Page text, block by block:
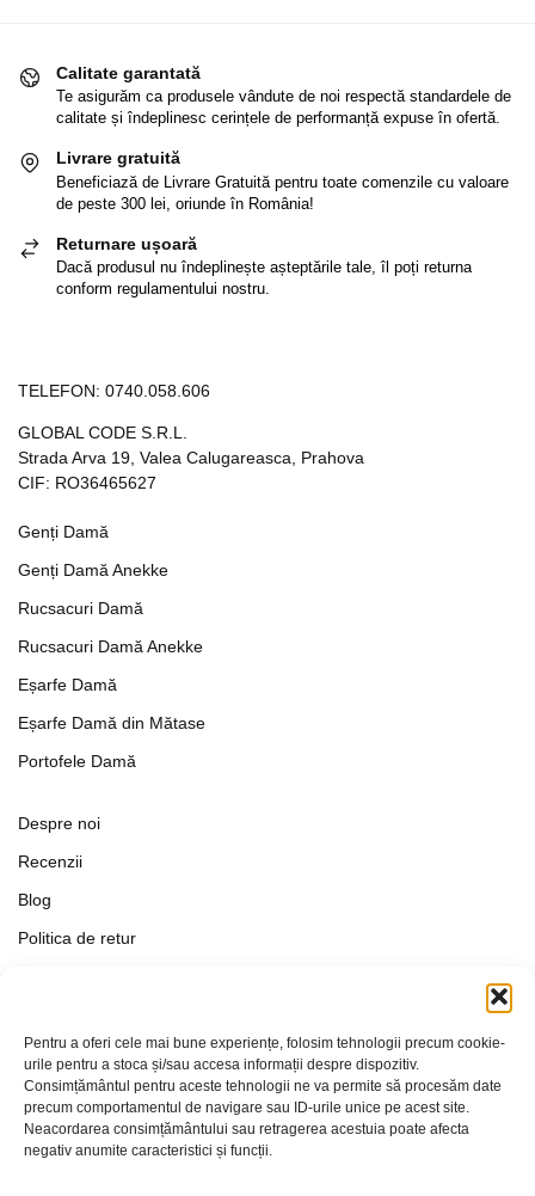
Pentru a oferi cele mai bune experiențe, folosim tehnologii precum cookie-
urile pentru a stoca și/sau accesa informații despre dispozitiv.
Consimțământul pentru aceste tehnologii ne va permite să procesăm date
precum comportamentul de navigare sau ID-urile unice pe acest site.
Neacordarea consimțământului sau retragerea acestuia poate afecta
negativ anumite caracteristici și funcții.
Calitate garantată
Te asigurăm ca produsele vândute de noi respectă standardele de
calitate și îndeplinesc cerințele de performanță expuse în ofertă.
Livrare gratuită
Beneficiază de Livrare Gratuită pentru toate comenzile cu valoare
de peste 300 lei, oriunde în România!
Returnare ușoară
Dacă produsul nu îndeplinește așteptările tale, îl poți returna
conform regulamentului nostru.
TELEFON: 0740.058.606
GLOBAL CODE S.R.L.
Strada Arva 19, Valea Calugareasca, Prahova
CIF: RO36465627
Genți Damă
Genți Damă Anekke
Rucsacuri Damă
Rucsacuri Damă Anekke
Eșarfe Damă
Eșarfe Damă din Mătase
Portofele Damă
Despre noi
Recenzii
Blog
Politica de retur
Politica de Confidențialitate
Politica de cookies
Setări Cookie-uri
Contact